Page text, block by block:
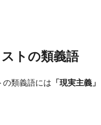
トの類義語
の類義語には 「現実主義